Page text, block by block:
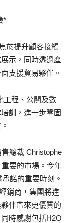
*
於提升顧客接觸
示，同時透過產
支援貿易夥伴。
工程、公關及數
訓，進一步鞏固
總裁 Christophe
要的市場。今年
諾的重要時刻。
銷商，集團將進
伴帶來更優質的
時感謝包括H2O